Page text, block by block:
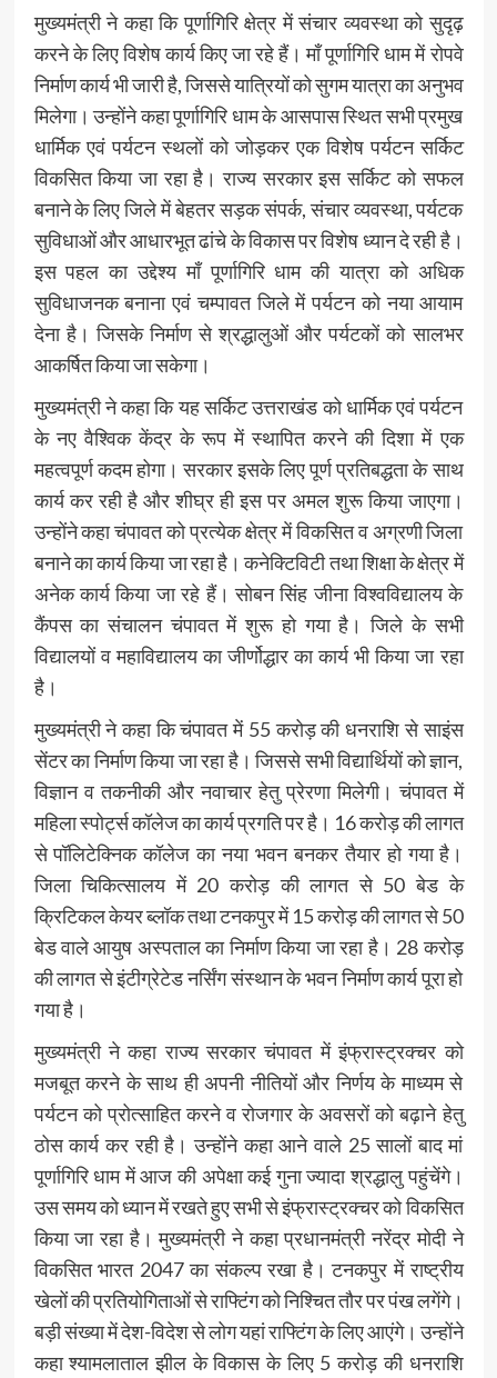
मुख्यमंत्री ने कहा कि पूर्णागिरि क्षेत्र में संचार व्यवस्था को सुदृढ़
करने के लिए विशेष कार्य किए जा रहे हैं। माँ पूर्णागिरि धाम में रोपवे
निर्माण कार्य भी जारी है, जिससे यात्रियों को सुगम यात्रा का अनुभव
मिलेगा। उन्होंने कहा पूर्णागिरि धाम के आसपास स्थित सभी प्रमुख
धार्मिक एवं पर्यटन स्थलों को जोड़कर एक विशेष पर्यटन सर्किट
विकसित किया जा रहा है। राज्य सरकार इस सर्किट को सफल
बनाने के लिए जिले में बेहतर सड़क संपर्क, संचार व्यवस्था, पर्यटक
सुविधाओं और आधारभूत ढांचे के विकास पर विशेष ध्यान दे रही है।
इस पहल का उद्देश्य माँ पूर्णागिरि धाम की यात्रा को अधिक
सुविधाजनक बनाना एवं चम्पावत जिले में पर्यटन को नया आयाम
देना है। जिसके निर्माण से श्रद्धालुओं और पर्यटकों को सालभर
आकर्षित किया जा सकेगा।
मुख्यमंत्री ने कहा कि यह सर्किट उत्तराखंड को धार्मिक एवं पर्यटन
के नए वैश्विक केंद्र के रूप में स्थापित करने की दिशा में एक
महत्वपूर्ण कदम होगा। सरकार इसके लिए पूर्ण प्रतिबद्धता के साथ
कार्य कर रही है और शीघ्र ही इस पर अमल शुरू किया जाएगा।
उन्होंने कहा चंपावत को प्रत्येक क्षेत्र में विकसित व अग्रणी जिला
बनाने का कार्य किया जा रहा है। कनेक्टिविटी तथा शिक्षा के क्षेत्र में
अनेक कार्य किया जा रहे हैं। सोबन सिंह जीना विश्वविद्यालय के
कैंपस का संचालन चंपावत में शुरू हो गया है। जिले के सभी
विद्यालयों व महाविद्यालय का जीर्णोद्धार का कार्य भी किया जा रहा
है।
मुख्यमंत्री ने कहा कि चंपावत में 55 करोड़ की धनराशि से साइंस
सेंटर का निर्माण किया जा रहा है। जिससे सभी विद्यार्थियों को ज्ञान,
विज्ञान व तकनीकी और नवाचार हेतु प्रेरणा मिलेगी। चंपावत में
महिला स्पोर्ट्स कॉलेज का कार्य प्रगति पर है। 16 करोड़ की लागत
से पॉलिटेक्निक कॉलेज का नया भवन बनकर तैयार हो गया है।
जिला चिकित्सालय में 20 करोड़ की लागत से 50 बेड के
क्रिटिकल केयर ब्लॉक तथा टनकपुर में 15 करोड़ की लागत से 50
बेड वाले आयुष अस्पताल का निर्माण किया जा रहा है। 28 करोड़
की लागत से इंटीग्रेटेड नर्सिंग संस्थान के भवन निर्माण कार्य पूरा हो
गया है।
मुख्यमंत्री ने कहा राज्य सरकार चंपावत में इंफ्रास्ट्रक्चर को
मजबूत करने के साथ ही अपनी नीतियों और निर्णय के माध्यम से
पर्यटन को प्रोत्साहित करने व रोजगार के अवसरों को बढ़ाने हेतु
ठोस कार्य कर रही है। उन्होंने कहा आने वाले 25 सालों बाद मां
पूर्णागिरि धाम में आज की अपेक्षा कई गुना ज्यादा श्रद्धालु पहुंचेंगे।
उस समय को ध्यान में रखते हुए सभी से इंफ्रास्ट्रक्चर को विकसित
किया जा रहा है। मुख्यमंत्री ने कहा प्रधानमंत्री नरेंद्र मोदी ने
विकसित भारत 2047 का संकल्प रखा है। टनकपुर में राष्ट्रीय
खेलों की प्रतियोगिताओं से राफ्टिंग को निश्चित तौर पर पंख लगेंगे।
बड़ी संख्या में देश-विदेश से लोग यहां राफ्टिंग के लिए आएंगे। उन्होंने
कहा श्यामलाताल झील के विकास के लिए 5 करोड़ की धनराशि